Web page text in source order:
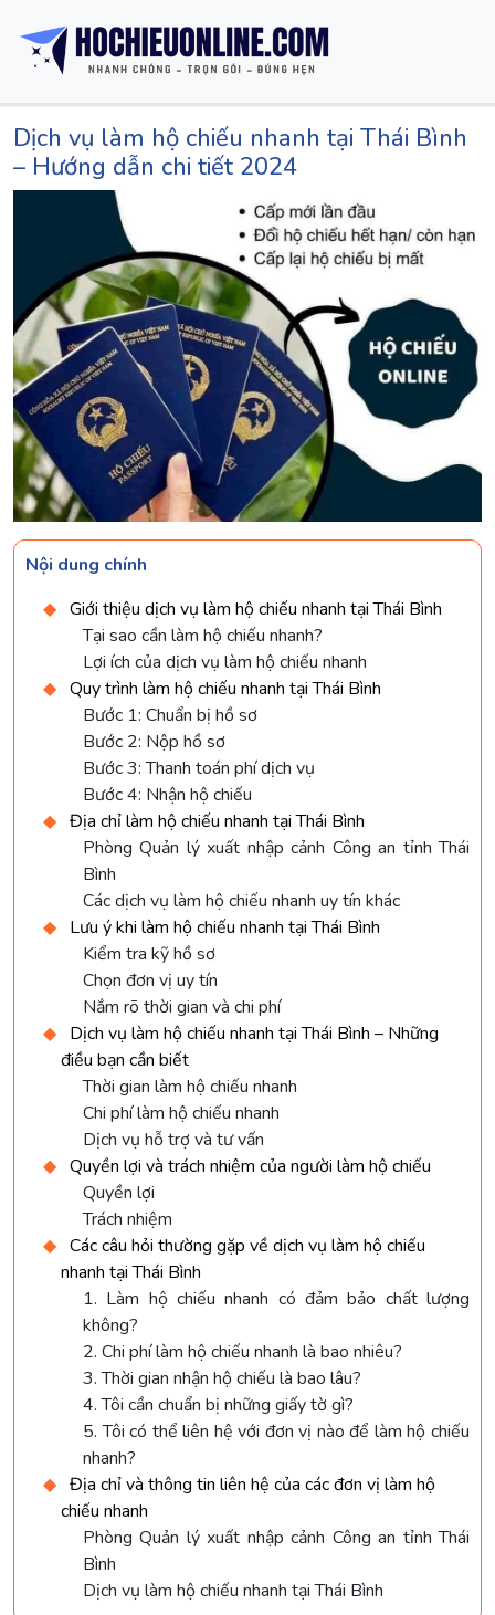
Dịch vụ làm hộ chiếu nhanh tại Thái Bình
– Hướng dẫn chi tiết 2024
Nội dung chính
Giới thiệu dịch vụ làm hộ chiếu nhanh tại Thái Bình
Tại sao cần làm hộ chiếu nhanh?
Lợi ích của dịch vụ làm hộ chiếu nhanh
Quy trình làm hộ chiếu nhanh tại Thái Bình
Bước 1: Chuẩn bị hồ sơ
Bước 2: Nộp hồ sơ
Bước 3: Thanh toán phí dịch vụ
Bước 4: Nhận hộ chiếu
Địa chỉ làm hộ chiếu nhanh tại Thái Bình
Phòng Quản lý xuất nhập cảnh Công an tỉnh Thái
Bình
Các dịch vụ làm hộ chiếu nhanh uy tín khác
Lưu ý khi làm hộ chiếu nhanh tại Thái Bình
Kiểm tra kỹ hồ sơ
Chọn đơn vị uy tín
Nắm rõ thời gian và chi phí
Dịch vụ làm hộ chiếu nhanh tại Thái Bình – Những
điều bạn cần biết
Thời gian làm hộ chiếu nhanh
Chi phí làm hộ chiếu nhanh
Dịch vụ hỗ trợ và tư vấn
Quyền lợi và trách nhiệm của người làm hộ chiếu
Quyền lợi
Trách nhiệm
Các câu hỏi thường gặp về dịch vụ làm hộ chiếu
nhanh tại Thái Bình
1. Làm hộ chiếu nhanh có đảm bảo chất lượng
không?
2. Chi phí làm hộ chiếu nhanh là bao nhiêu?
3. Thời gian nhận hộ chiếu là bao lâu?
4. Tôi cần chuẩn bị những giấy tờ gì?
5. Tôi có thể liên hệ với đơn vị nào để làm hộ chiếu
nhanh?
Địa chỉ và thông tin liên hệ của các đơn vị làm hộ
chiếu nhanh
Phòng Quản lý xuất nhập cảnh Công an tỉnh Thái
Bình
Dịch vụ làm hộ chiếu nhanh tại Thái Bình